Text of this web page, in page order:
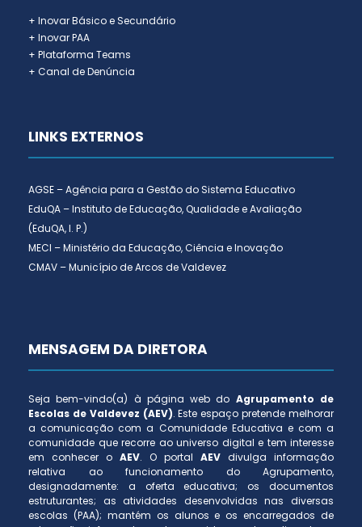
+ Inovar Básico e Secundário
+ Inovar PAA
+ Plataforma Teams
+ Canal de Denúncia
LINKS EXTERNOS
AGSE – Agência para a Gestão do Sistema Educativo
EduQA – Instituto de Educação, Qualidade e Avaliação
(EduQA, I. P.)
MECI – Ministério da Educação, Ciência e Inovação
CMAV – Município de Arcos de Valdevez
MENSAGEM DA DIRETORA
Seja bem-vindo(a) à página web do Agrupamento de
Escolas de Valdevez (AEV). Este espaço pretende melhorar
a comunicação com a Comunidade Educativa e com a
comunidade que recorre ao universo digital e tem interesse
em conhecer o AEV. O portal AEV divulga informação
relativa ao funcionamento do Agrupamento,
designadamente: a oferta educativa; os documentos
estruturantes; as atividades desenvolvidas nas diversas
escolas (PAA); mantém os alunos e os encarregados de